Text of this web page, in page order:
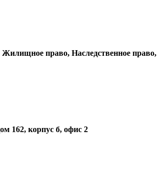
право, Наследственное
162, корпус б, офис 2